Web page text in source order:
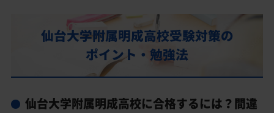
部活動
仙台大学附属明成高校の偏差値
仙台大学附属明成高校合格に必要な内申点の目安
内申点の計算方法
仙台大学附属明成高校受験対策の
ポイント・勉強法
仙台大学附属明成高校に合格するには？間違